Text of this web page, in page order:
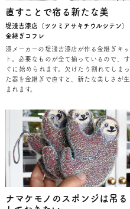
直すことで宿る新たな美
堤淺吉漆店（ツツミアサキチウルシテン）
金継ぎコフレ
漆メーカーの堤淺吉漆店が作る金継ぎキッ
ト。必要なものが全て揃っているので、す
ぐに始められます。欠けたり割れてしまっ
た器を金継ぎで直すと、新たな美しさが生
まれます。
ナマケモノのスポンジは吊る